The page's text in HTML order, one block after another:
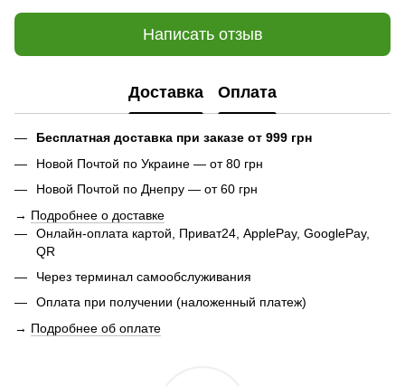
Написать отзыв
Доставка Оплата
Бесплатная доставка при заказе от 999 грн
Новой Почтой по Украине — от 80 грн
Новой Почтой по Днепру — от 60 грн
→ Подробнее о доставке
Онлайн-оплата картой, Приват24, ApplePay, GooglePay,
QR
Через терминал самообслуживания
Оплата при получении (наложенный платеж)
→ Подробнее об оплате